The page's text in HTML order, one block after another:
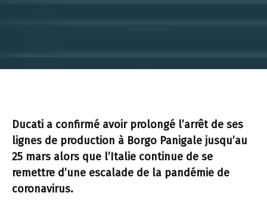
Ducati a confirmé avoir prolongé l’arrêt de ses
lignes de production à Borgo Panigale jusqu’au
25 mars alors que l’Italie continue de se
remettre d’une escalade de la pandémie de
coronavirus.